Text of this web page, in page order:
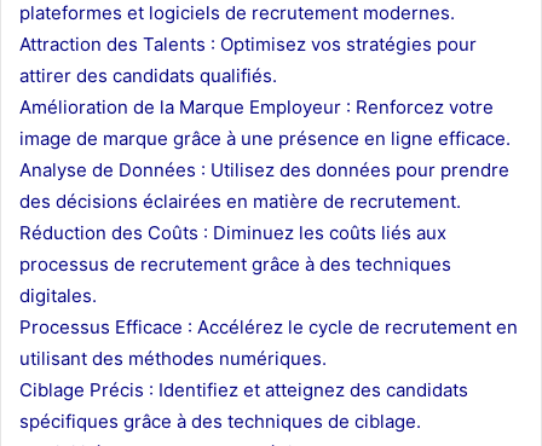
plateformes et logiciels de recrutement modernes.
Attraction des Talents : Optimisez vos stratégies pour
attirer des candidats qualifiés.
Amélioration de la Marque Employeur : Renforcez votre
image de marque grâce à une présence en ligne efficace.
Analyse de Données : Utilisez des données pour prendre
des décisions éclairées en matière de recrutement.
Réduction des Coûts : Diminuez les coûts liés aux
processus de recrutement grâce à des techniques
digitales.
Processus Efficace : Accélérez le cycle de recrutement en
utilisant des méthodes numériques.
Ciblage Précis : Identifiez et atteignez des candidats
spécifiques grâce à des techniques de ciblage.